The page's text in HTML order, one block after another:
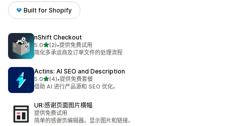
Built for Shopify
nShift Checkout
5.0星（满分 5 星）
(2)
总共 2 条评论
•提供免费试用
简化多承运商及订单文件的处理流程
Actins: AI SEO and Description
5.0星（满分 5 星）
(4)
总共 4 条评论
•提供免费套餐
借助 AI 进行产品源和 SEO 优化。
UR:感谢页面图片横幅
提供免费试用
简单的感谢页编辑器。显示图片和链接。